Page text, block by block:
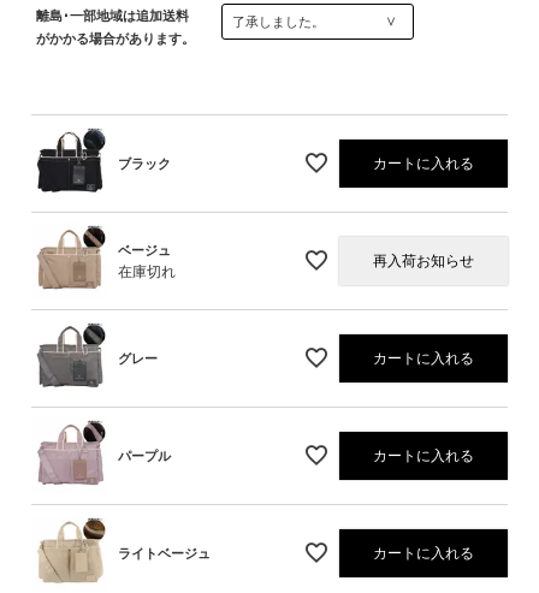
離島･一部地域は追加送料
がかかる場合があります。
ブラック カートに入れる
ベージュ
在庫切れ
再入荷お知らせ
グレー カートに入れる
パープル カートに入れる
ライトベージュ カートに入れる